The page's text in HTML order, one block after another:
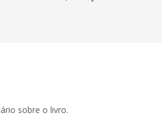
sobre o livro.